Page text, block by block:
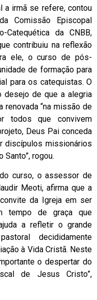
a irmã se refere, contou
Comissão Episcopal
Catequética da CNBB,
contribuiu na reflexão
ele, o curso de pós-
de formação para
para os catequistas. O
desejo de que a alegria
“na missão de
todos que convivem
Deus Pai conceda
discípulos missionários
rogou.
curso, o assessor de
Meoti, afirma que a
da Igreja em ser
tempo de graça que
a refletir o grande
decididamente
à Vida Cristã. Neste
o despertar do
de Jesus Cristo”,